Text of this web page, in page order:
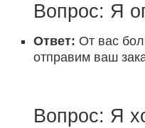
Вопрос: Я
Ответ: От вас
отправим ваш
Вопрос: Я